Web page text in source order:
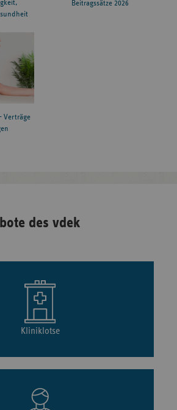
Beitragssätze 2026
Verträge
des vdek
Kliniklotse